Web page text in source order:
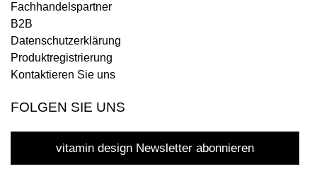
Fachhandelspartner
B2B
Datenschutzerklärung
Produktregistrierung
Kontaktieren Sie uns
FOLGEN SIE UNS
vitamin design Newsletter abonnieren